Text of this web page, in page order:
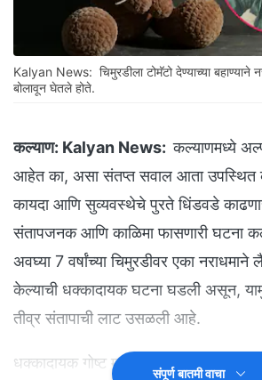
Kalyan News: चिमुरडीला टोमॅटो देण्याच्या बहाण्याने
बोलावून घेतले होते.
कल्याण: Kalyan News:कल्याणमध्ये
आहेत का, असा संतप्त सवाल आता
कायदा आणि सुव्यवस्थेचे पुरते धिंडवडे
संतापजनक आणि काळिमा फासणारी घटना
अवघ्या 7 वर्षांच्या चिमुरडीवर एका नराधमाने
केल्याची धक्कादायक घटना घडली असून,
तीव्र संतापाची लाट उसळली आहे.
धक्कादायक गोष्ट म्हणजे तीन दिवसांपूर्वीच
संपूर्ण बातमी वाचा